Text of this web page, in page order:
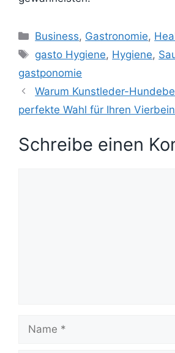
Kategorien
Business, Gastronomie,
Schlagwörter
gasto Hygiene, Hygiene,
gastponomie
Warum Kunstleder-
perfekte Wahl für Ihren
Schreibe einen
Name